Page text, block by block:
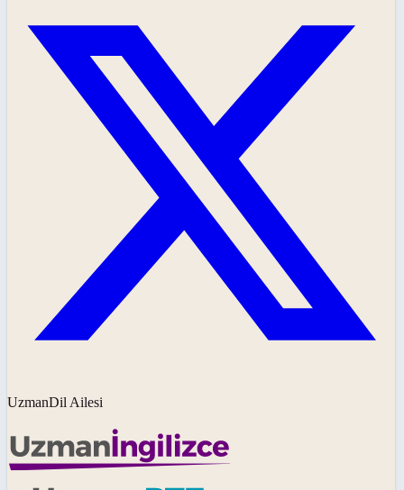
UzmanDil Ailesi